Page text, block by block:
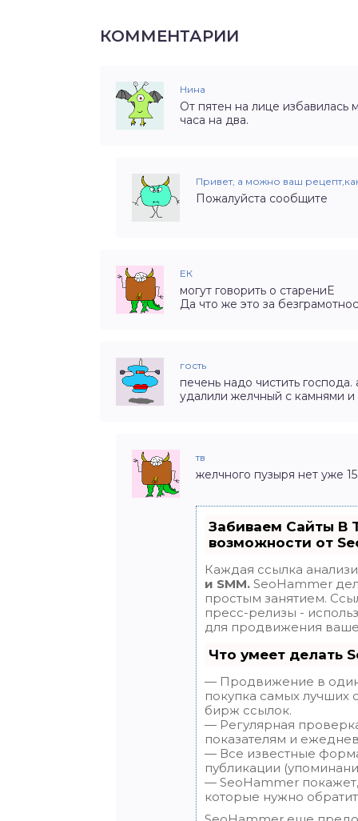
КОММЕНТАРИИ
Нина
От пятен на лице
часа на два.
Привет, а можно ваш
Пожалуйста сообщите
ЕК
могут говорить о старениЕ
Да что же это за
гость
печень надо чистить
удалили желчный с камнями и
тв
желчного пузыря нет уже 15
Забиваем Сайты В
возможности от
Каждая ссылка
и SMM. SeoHammer
простым занятием.
пресс-релизы -
для продвижения
Что умеет делать
— Продвижение в один
покупка самых лучших
бирж ссылок.
— Регулярная
показателям и
— Все известные
публикации
— SeoHammer
которые нужно